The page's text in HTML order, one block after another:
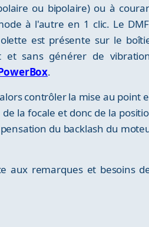
ou bipolaire) ou à
à l'autre en 1 clic. Le
est présente sur le
et sans générer de
.
contrôler la mise au point
la focale et donc de la
du backlash du
aux remarques et besoins